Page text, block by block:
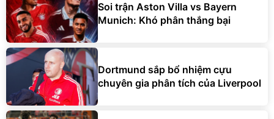
Soi trận Aston Villa vs Bayern
Munich: Khó phân thắng bại
Dortmund sắp bổ nhiệm cựu
chuyên gia phân tích của Liverpool